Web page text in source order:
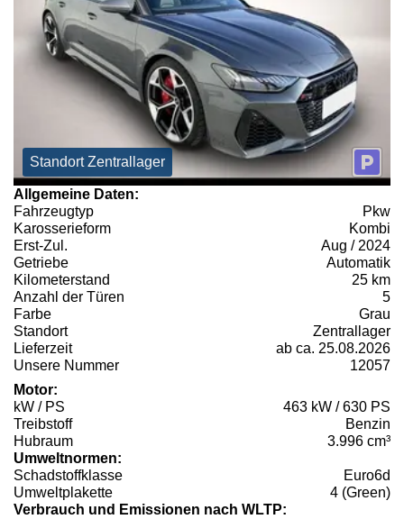
Standort Zentrallager
Allgemeine Daten:
Fahrzeugtyp
Pkw
Karosserieform
Kombi
Erst-Zul.
Aug / 2024
Getriebe
Automatik
Kilometerstand
25 km
Anzahl der Türen
5
Farbe
Grau
Standort
Zentrallager
Lieferzeit
ab ca. 25.08.2026
Unsere Nummer
12057
Motor:
kW / PS
463 kW / 630 PS
Treibstoff
Benzin
Hubraum
3.996 cm³
Umweltnormen:
Schadstoffklasse
Euro6d
Umweltplakette
4 (Green)
Verbrauch und Emissionen nach WLTP: